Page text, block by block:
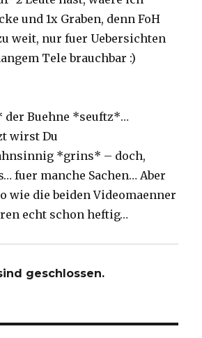
und 1x Graben, denn FoH
weit, nur fuer Uebersichten
Tele brauchbar :)
der Buehne *seuftz*…
wirst Du
*grins* – doch,
fuer manche Sachen… Aber
wie die beiden Videomaenner
echt schon heftig…
geschlossen.